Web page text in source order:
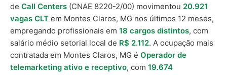
de Call Centers (CNAE 8220-2/00) movimentou 20.921
vagas CLT em Montes Claros, MG nos últimos 12 meses,
empregando profissionais em 18 cargos distintos, com
salário médio setorial local de R$ 2.112. A ocupação mais
contratada em Montes Claros, MG é Operador de
telemarketing ativo e receptivo, com 19.674